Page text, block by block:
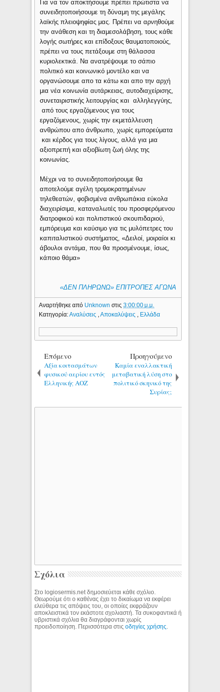
Για να τον αποκτήσουμε πρέπει πρώτιστα να
συνειδητοποιήσουμε τη δύναμη της μεγάλης
λαϊκής πλειοψηφίας μας. Πρέπει να αρνηθούμε
την ανάθεση και τη διαμεσολάβηση, τους κάθε
λογής σωτήρες και επίδοξους θαυματοποιούς,
πρέπει να τους πετάξουμε στη θάλασσα
κυριολεκτικά. Να ανατρέψουμε το σάπιο
πολιτικό και κοινωνικό μοντέλο και να
οργανώσουμε απο τα κάτω και απο την αρχή
μια νέα κοινωνία αυτάρκειας, αυτοδιαχείρισης,
συνεταιριστικής λειτουργίας και αλληλεγγύης,
από τους εργαζόμενους για τους
εργαζόμενους, χωρίς την εκμετάλλευση
ανθρώπου απο άνθρωπο, χωρίς εμπορεύματα
και κέρδος για τους λίγους, αλλά για μια
αξιοπρεπή και αξιοβίωτη ζωή όλης της
κοινωνίας.
Μέχρι να το συνειδητοποιήσουμε θα
αποτελούμε αγέλη τρομοκρατημένων
τηλεθεατών, φοβισμένα ανθρωπάκια εύκολα
διαχειρίσιμα, καταναλωτές του προσφερόμενου
διατροφικού και πολιτιστικού σκουπιδαριού,
εμπόρευμα και καύσιμο για τις μυλόπετρες του
καπιταλιστικού συστήματος, «Δειλοί, μοιραίοι κι
άβουλοι αντάμα, που θα προσμένουμε, ίσως,
κάποιο θάμα»
«ΔΕΝ ΠΛΗΡΩΝΩ» ΕΠΙΤΡΟΠΕΣ ΑΓΩΝΑ
Αναρτήθηκε από Unknownστις3:00:00 μ.μ.
Κατηγορία:Αναλύσεις ,Αποκαλύψεις Ελλάδα
Επόμενο
Αξία κοιτασμάτων
φυσικού αερίου εντός
Ελληνικής ΑΟΖ
Προηγούμενο
Καμία εναλλακτική
μεταβατική λύση στο
πολιτικό σκηνικό της
Συρίας;
Σχόλια
Στο logiosermis.net δημοσιεύεται κάθε σχόλιο.
Θεωρούμε ότι ο καθένας έχει το δικαίωμα να εκφέρει
ελεύθερα τις απόψεις του, οι οποίες εκφράζουν
αποκλειστικά τον εκάστοτε σχολιαστή. Τα συκοφαντικά ή
υβριστικά σχόλια θα διαγράφονται χωρίς
προειδοποίηση. Περισσότερα στιςοδηγίες χρήσης